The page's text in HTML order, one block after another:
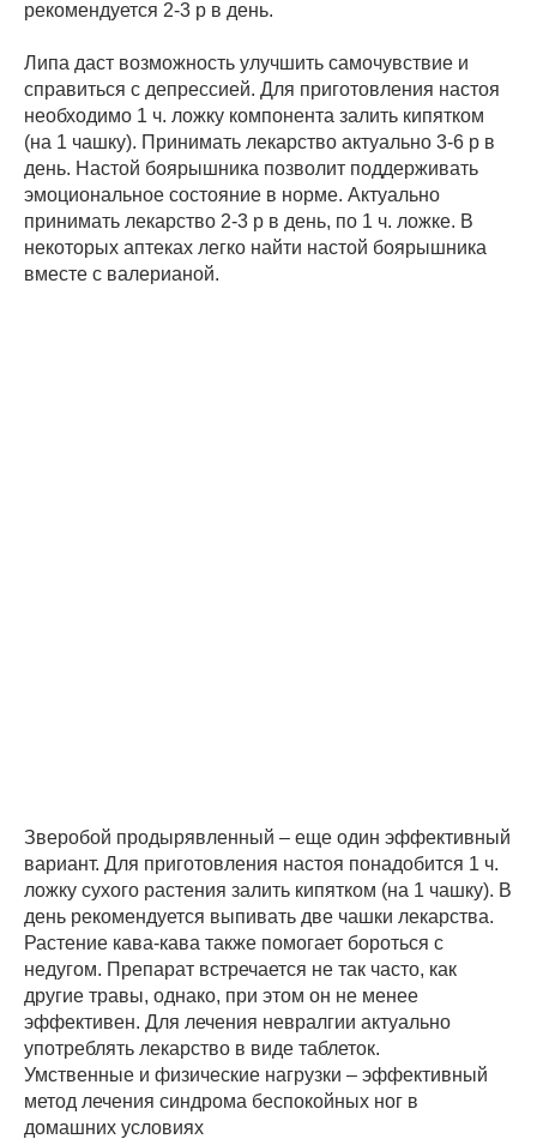
рекомендуется 2-3 р в день.
Липа даст возможность улучшить самочувствие и
справиться с депрессией. Для приготовления настоя
необходимо 1 ч. ложку компонента залить кипятком
(на 1 чашку). Принимать лекарство актуально 3-6 р в
день. Настой боярышника позволит поддерживать
эмоциональное состояние в норме. Актуально
принимать лекарство 2-3 р в день, по 1 ч. ложке. В
некоторых аптеках легко найти настой боярышника
вместе с валерианой.
Зверобой продырявленный – еще один эффективный
вариант. Для приготовления настоя понадобится 1 ч.
ложку сухого растения залить кипятком (на 1 чашку). В
день рекомендуется выпивать две чашки лекарства.
Растение кава-кава также помогает бороться с
недугом. Препарат встречается не так часто, как
другие травы, однако, при этом он не менее
эффективен. Для лечения невралгии актуально
употреблять лекарство в виде таблеток.
Умственные и физические нагрузки – эффективный
метод лечения синдрома беспокойных ног в
домашних условиях